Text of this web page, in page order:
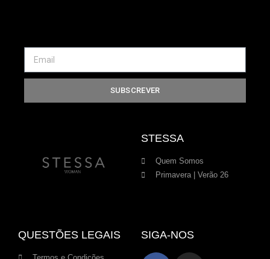
SUBSCREVER
STESSA
Quem Somos
Primavera | Verão 26
QUESTÕES LEGAIS SIGA-NOS